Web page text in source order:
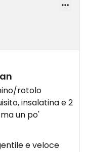
rotolo
insalatina e 2
un po'
e veloce